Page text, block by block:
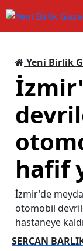
Yeni Birlik
hafif
İzmir'de
otomobil
hastaneye
SERCAN